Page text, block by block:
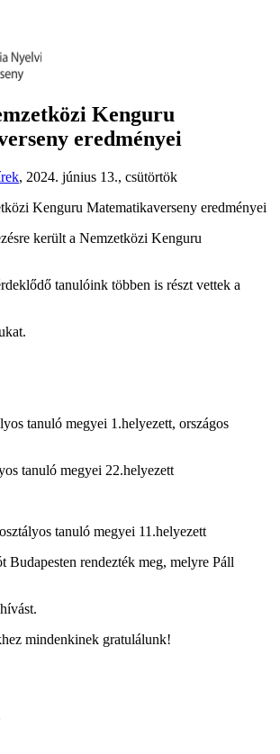
Kenguru
eredményei
, 2024. június 13., csütörtök
került a Nemzetközi Kenguru
tanulóink többen is részt vettek a
tanuló megyei 1.helyezett, országos
tanuló megyei 22.helyezett
tanuló megyei 11.helyezett
Budapesten rendezték meg, melyre Páll
mindenkinek gratulálunk!